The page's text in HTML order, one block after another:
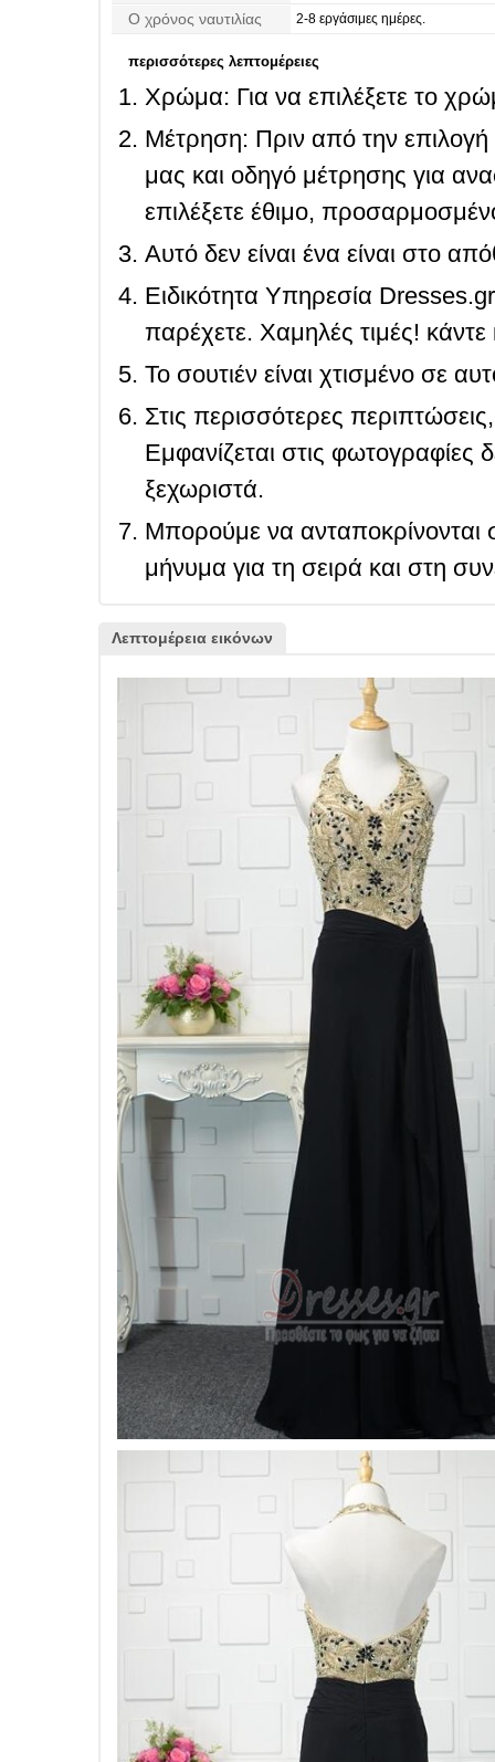
Ο χρόνος ναυτιλίας 2-8 εργάσιμες ημέρες.
περισσότερες λεπτομέρειες
Χρώμα: Για να επιλέξετε το
Μέτρηση: Πριν από την
μας και οδηγό μέτρησης για
επιλέξετε έθιμο,
Αυτό δεν είναι ένα είναι στο
Ειδικότητα Υπηρεσία
παρέχετε. Χαμηλές τιμές! κάντε
Το σουτιέν είναι χτισμένο σε
Στις περισσότερες
Εμφανίζεται στις φωτογραφίες
ξεχωριστά.
Μπορούμε να ανταποκρίνονται
μήνυμα για τη σειρά και στη
Λεπτομέρεια εικόνων